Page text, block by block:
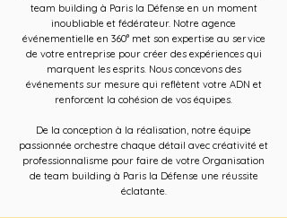
team building à Paris la Défense en un moment
inoubliable et fédérateur. Notre agence
événementielle en 360° met son expertise au service
de votre entreprise pour créer des expériences qui
marquent les esprits. Nous concevons des
événements sur mesure qui reflètent votre ADN et
renforcent la cohésion de vos équipes.
De la conception à la réalisation, notre équipe
passionnée orchestre chaque détail avec créativité et
professionnalisme pour faire de votre Organisation
de team building à Paris la Défense une réussite
éclatante.